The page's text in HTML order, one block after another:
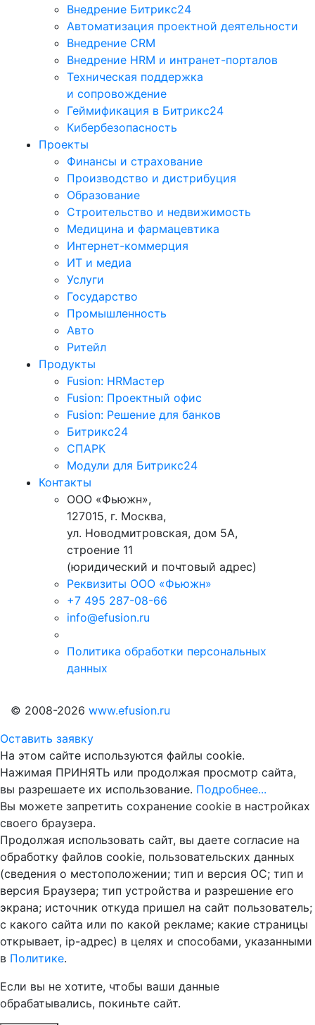
Внедрение Битрикс24
Автоматизация проектной деятельности
Внедрение CRM
Внедрение HRM и интранет-порталов
Техническая поддержка
и сопровождение
Геймификация в Битрикс24
Кибербезопасность
Проекты
Финансы и страхование
Производство и дистрибуция
Образование
Строительство и недвижимость
Медицина и фармацевтика
Интернет-коммерция
ИТ и медиа
Услуги
Государство
Промышленность
Авто
Ритейл
Продукты
Fusion: HRМастер
Fusion: Проектный офис
Fusion: Решение для банков
Битрикс24
СПАРК
Модули для Битрикс24
Контакты
ООО «Фьюжн»,
127015, г. Москва,
ул. Новодмитровская, дом 5А,
строение 11
(юридический и почтовый адрес)
Реквизиты ООО «Фьюжн»
+7 495 287-08-66
info@efusion.ru
Политика обработки персональных
данных
© 2008-2026 www.efusion.ru
Оставить заявку
На этом сайте используются файлы cookie.
Нажимая ПРИНЯТЬ или продолжая просмотр сайта,
вы разрешаете их использование. Подробнее...
Вы можете запретить сохранение cookie в настройках
своего браузера.
Продолжая использовать сайт, вы даете согласие на
обработку файлов cookie, пользовательских данных
(сведения о местоположении; тип и версия ОС; тип и
версия Браузера; тип устройства и разрешение его
экрана; источник откуда пришел на сайт пользователь;
с какого сайта или по какой рекламе; какие страницы
открывает, ip-адрес) в целях и способами, указанными
в Политике.
Если вы не хотите, чтобы ваши данные
обрабатывались, покиньте сайт.